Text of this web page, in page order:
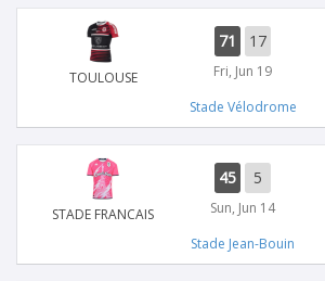
TOULOUSE
71 17
Fri, Jun 19
Stade Vélodrome
STADE FRANCAIS
45 5
Sun, Jun 14
Stade Jean-Bouin